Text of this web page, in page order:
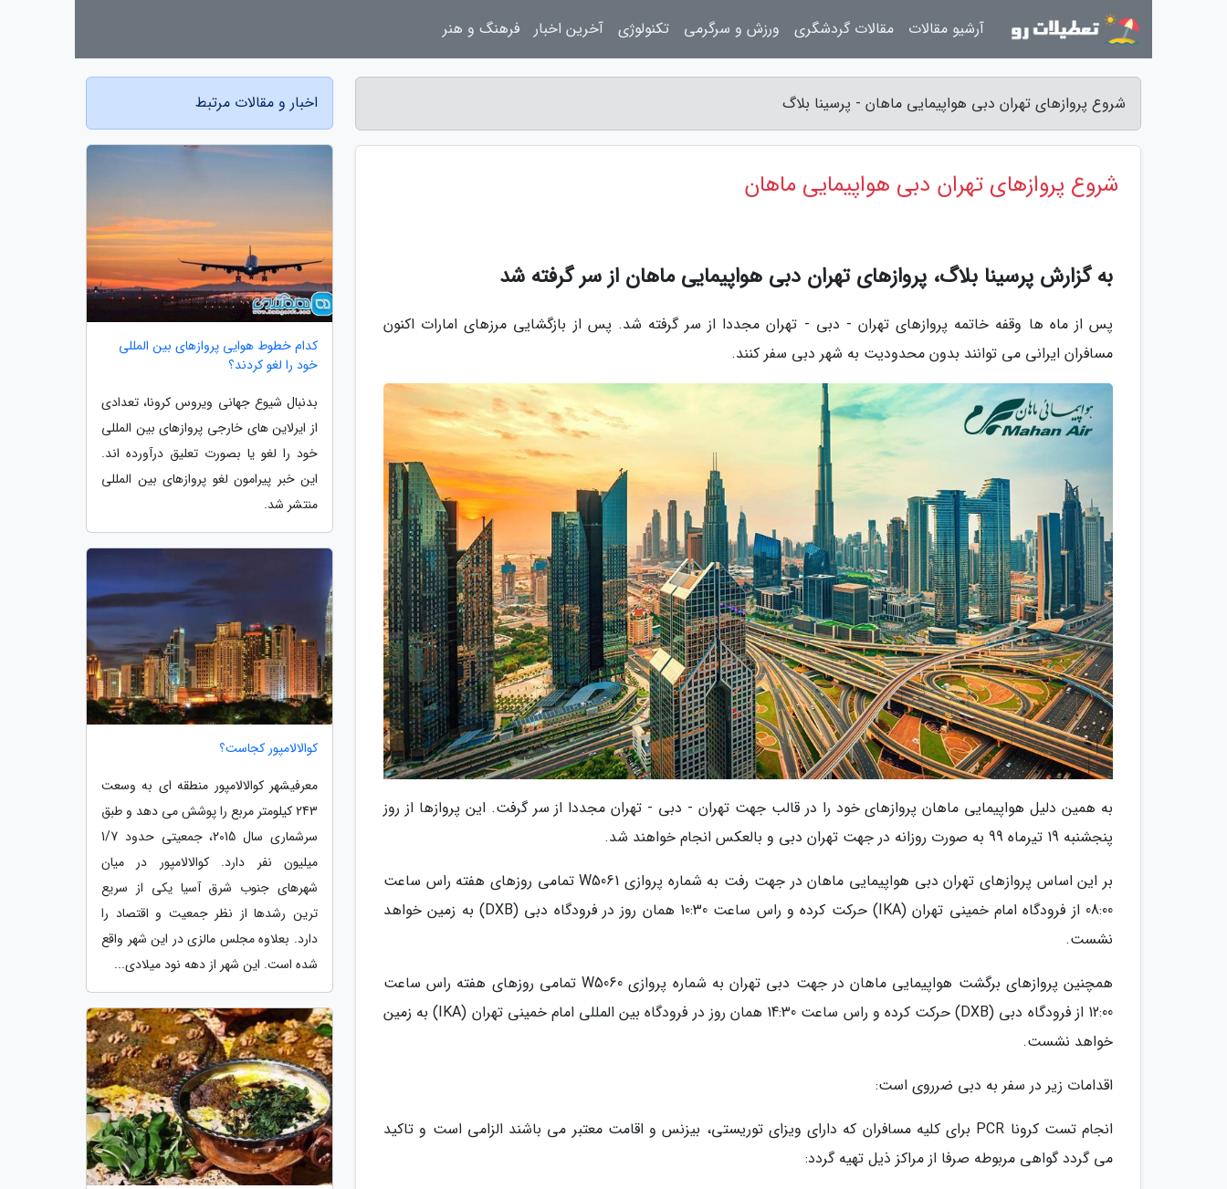
شروع پروازهای تهران دبی هواپیمایی ماهان - پرسینا بلاگ
شروع پروازهای تهران دبی هواپیمایی ماهان
به گزارش پرسینا بلاگ، پروازهای تهران دبی هواپیمایی ماهان از سر گرفته شد
پس از ماه ها وقفه خاتمه پروازهای تهران - دبی - تهران مجددا از سر گرفته شد. پس از بازگشایی مرزهای امارات اکنون
مسافران ایرانی می توانند بدون محدودیت به شهر دبی سفر کنند.
به همین دلیل هواپیمایی ماهان پروازهای خود را در قالب جهت تهران - دبی - تهران مجددا از سر گرفت. این پروازها از روز
پنجشنبه 19 تیرماه 99 به صورت روزانه در جهت تهران دبی و بالعکس انجام خواهند شد.
بر این اساس پروازهای تهران دبی هواپیمایی ماهان در جهت رفت به شماره پروازی W5061 تمامی روزهای هفته راس ساعت
08:00 از فرودگاه امام خمینی تهران (IKA) حرکت کرده و راس ساعت 10:30 همان روز در فرودگاه دبی (DXB) به زمین خواهد
نشست.
همچنین پروازهای برگشت هواپیمایی ماهان در جهت دبی تهران به شماره پروازی W5060 تمامی روزهای هفته راس ساعت
12:00 از فرودگاه دبی (DXB) حرکت کرده و راس ساعت 14:30 همان روز در فرودگاه بین المللی امام خمینی تهران (IKA) به زمین
خواهد نشست.
اقدامات زیر در سفر به دبی ضرروی است:
انجام تست کرونا PCR برای کلیه مسافران که دارای ویزای توریستی، بیزنس و اقامت معتبر می باشند الزامی است و تاکید
می گردد گواهی مربوطه صرفا از مراکز ذیل تهیه گردد:
اخبار و مقالات مرتبط
کدام خطوط هوایی پروازهای بین المللی
خود را لغو کردند؟
بدنبال شیوع جهانی ویروس کرونا، تعدادی
از ایرلاین های خارجی پروازهای بین المللی
خود را لغو یا بصورت تعلیق درآورده اند.
این خبر پیرامون لغو پروازهای بین المللی
منتشر شد.
کوالالامپور کجاست؟
معرفیشهر کوالالامپور منطقه ای به وسعت
243 کیلومتر مربع را پوشش می دهد و طبق
سرشماری سال 2015، جمعیتی حدود 1/7
میلیون نفر دارد. کوالالامپور در میان
شهرهای جنوب شرق آسیا یکی از سریع
ترین رشدها از نظر جمعیت و اقتصاد را
دارد. بعلاوه مجلس مالزی در این شهر واقع
شده است. این شهر از دهه نود میلادی...
آرشیو مقالات مقالات گردشگری ورزش و سرگرمی تکنولوژی آخرین اخبار فرهنگ و هنر